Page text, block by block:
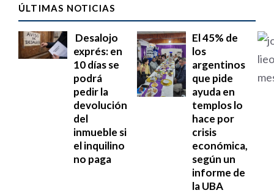
ÚLTIMAS NOTICIAS
Desalojo
exprés: en
10 días se
podrá
pedir la
devolución
del
inmueble si
el inquilino
no paga
El 45% de
los
argentinos
que pide
ayuda en
templos lo
hace por
crisis
económica,
según un
informe de
la UBA